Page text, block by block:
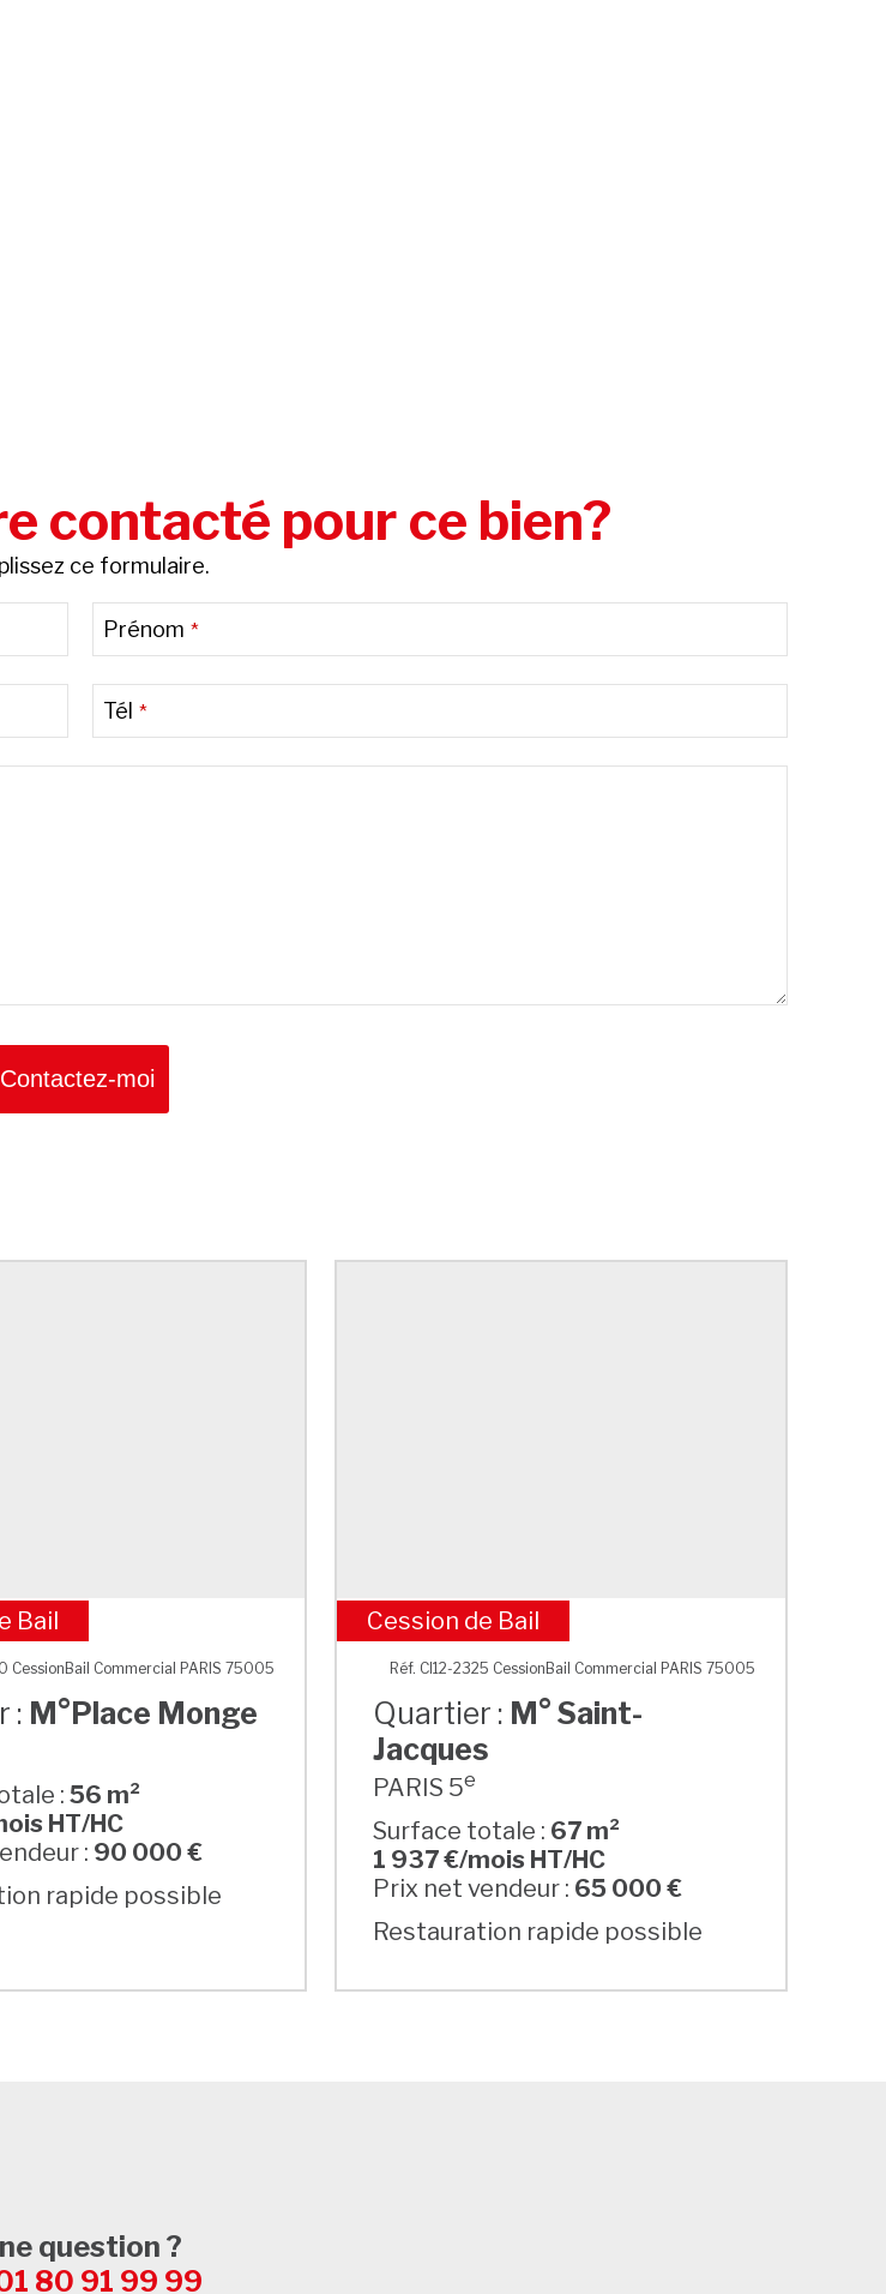
contacté pour ce bien?
ce formulaire.
Prénom *
Tél *
Contactez-moi
Monge
Bail
CessionBail Commercial PARIS 75005
: M°Place Monge
:56 m²
HT/HC
: 90 000 €
rapide possible
M° Saint-Jacques
Cession de Bail
Réf. CI12-2325 CessionBail Commercial PARIS 75005
Quartier : M° Saint-
Jacques
PARIS 5e
Surface totale : 67 m²
1 937 €/mois HT/HC
Prix net vendeur : 65 000 €
Restauration rapide possible
question ?
80 91 99 99